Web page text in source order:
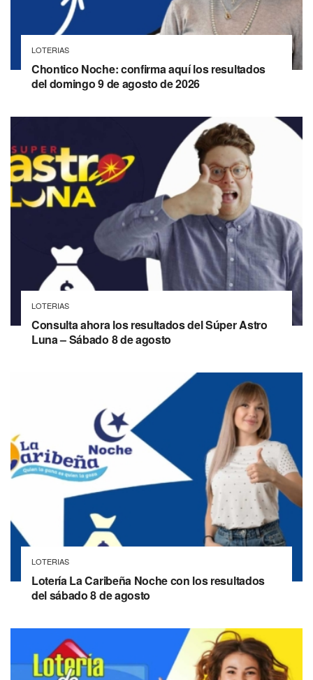
LOTERIAS
Chontico Noche: confirma aquí los resultados
del domingo 9 de agosto de 2026
LOTERIAS
Consulta ahora los resultados del Súper Astro
Luna – Sábado 8 de agosto
LOTERIAS
Lotería La Caribeña Noche con los resultados
del sábado 8 de agosto